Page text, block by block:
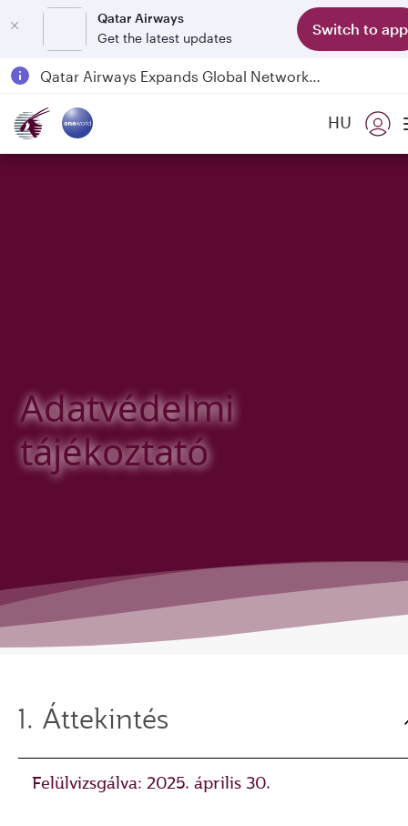
Qatar Airways
Get the latest updates
Switch to app
Qatar Airways Expands Global Network to over 160 Destinations
6 August 2026: Qatar Airways flight resumption to Bahrain (BAH), Erbil (EBL), and Kuwait (KWI)
HU
Adatvédelmi
tájékoztató
1. Áttekintés
Felülvizsgálva: 2025. április 30.